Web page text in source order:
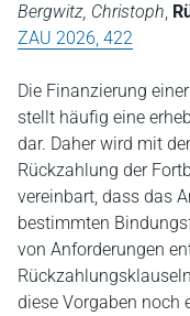
Bergwitz, Christoph,
ZAU 2026, 422
Die Finanzierung
stellt häufig eine
dar. Daher wird mit
Rückzahlung der
vereinbart, dass das
bestimmten
von Anforderungen
diese Vorgaben noch